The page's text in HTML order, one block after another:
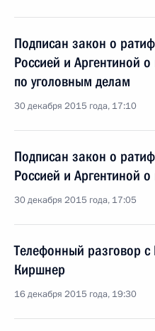
Подписан закон о
Россией и Аргентиной
по уголовным делам
30 декабря 2015 года, 17:10
Подписан закон о
Россией и Аргентиной
30 декабря 2015 года, 17:05
Телефонный разговор
Киршнер
16 декабря 2015 года, 19:30